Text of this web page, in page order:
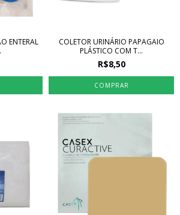
ENTERAL
COLETOR URINÁRIO PAPAGAIO
PLÁSTICO COM T...
R$8,50